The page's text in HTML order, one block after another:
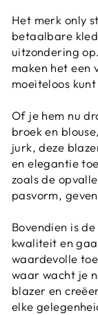
Het merk only
betaalbare
uitzondering
maken het een
moeiteloos
Of je hem nu
broek en
jurk, deze
en elegantie
zoals de
pasvorm,
Bovendien is
kwaliteit en
waardevolle
waar wacht je
blazer en
elke